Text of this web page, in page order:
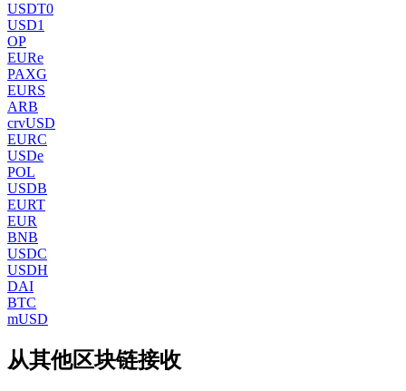
USDT0
USD1
OP
EURe
PAXG
EURS
ARB
crvUSD
EURC
USDe
POL
USDB
EURT
EUR
BNB
USDC
USDH
DAI
BTC
mUSD
从其他区块链接收